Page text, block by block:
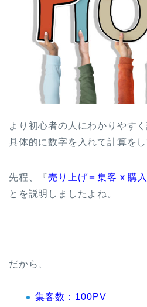
より初心者の人にわかりやす
具体的に数字を入れて計算をし
先程、『売り上げ＝集客 x 購
とを説明しましたよね。
だから、
集客数：100PV